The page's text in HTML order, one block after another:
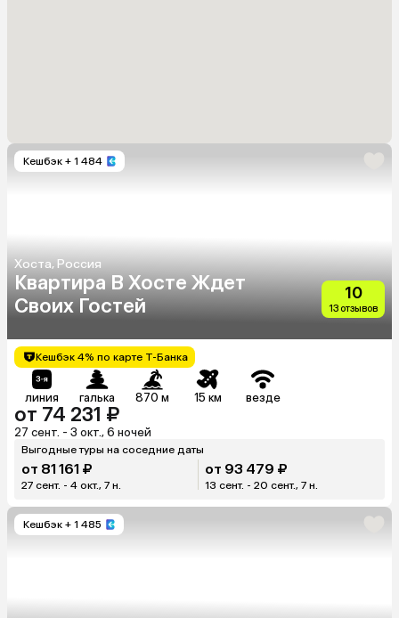
Кешбэк + 1 484
Хоста, Россия
Квартира В Хосте Ждет
Своих Гостей
10
13 отзывов
Кешбэк 4% по карте Т-Банка
линия галька 870 м 15 км везде
от 74 231 ₽
27 сент. - 3 окт., 6 ночей
Выгодные туры на соседние даты
от 81 161 ₽
27 сент. - 4 окт., 7 н.
от 93 479 ₽
13 сент. - 20 сент., 7 н.
Кешбэк + 1 485